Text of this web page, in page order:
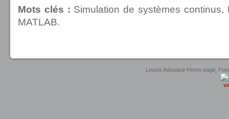
Mots clés : Simulation de systèmes continus,
MATLAB.
united luxury shop
Lounis Adouane Home page,